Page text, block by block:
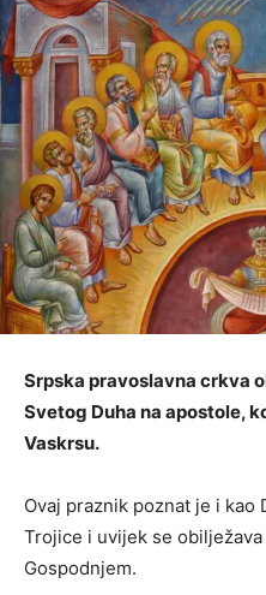
Srpska pravoslavna crkva
Svetog Duha na apostole,
Vaskrsu.
Ovaj praznik poznat je i kao
Trojice i uvijek se
Gospodnjem.